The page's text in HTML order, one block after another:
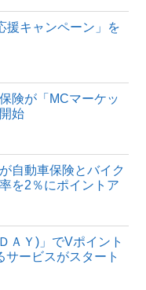
援キャンペーン」を
険が「MCマーケッ
始
自動車保険とバイク
を2％にポイントア
ＡＹ)」でVポイント
サービスがスタート